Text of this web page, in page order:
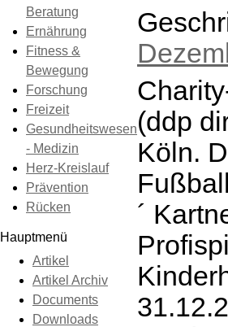
Beratung
Ernährung
Fitness &
Bewegung
Forschung
Freizeit
Gesundheitswesen
- Medizin
Herz-Kreislauf
Prävention
Rücken
Hauptmenü
Artikel
Artikel Archiv
Documents
Downloads
(ddp
Köln.
´